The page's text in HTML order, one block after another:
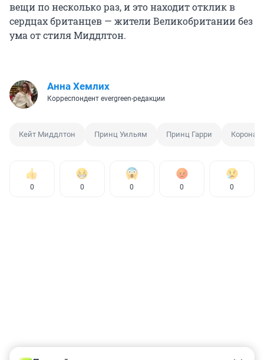
вещи по несколько раз, и это находит отклик в
сердцах британцев — жители Великобритании без
ума от стиля Миддлтон.
Анна Хемлих
Корреспондент evergreen-редакции
Кейт Миддлтон Принц Уильям Принц Гарри Корона
0 0 0 0 0